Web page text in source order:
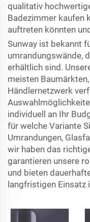
qualitativ
Badezimmer kaufen
auftreten könnten
Sunway ist bekannt
umrandungswände,
erhältlich sind.
meisten
Händlernetzwerk
individuell an Ihr
für welche Variante
Umrandungen,
wir haben das
garantieren unsere
und bieten
langfristigen Einsatz